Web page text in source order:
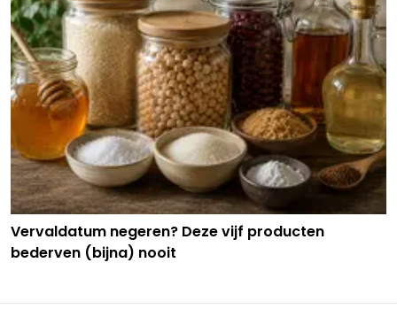
Vervaldatum negeren? Deze vijf producten
bederven (bijna) nooit